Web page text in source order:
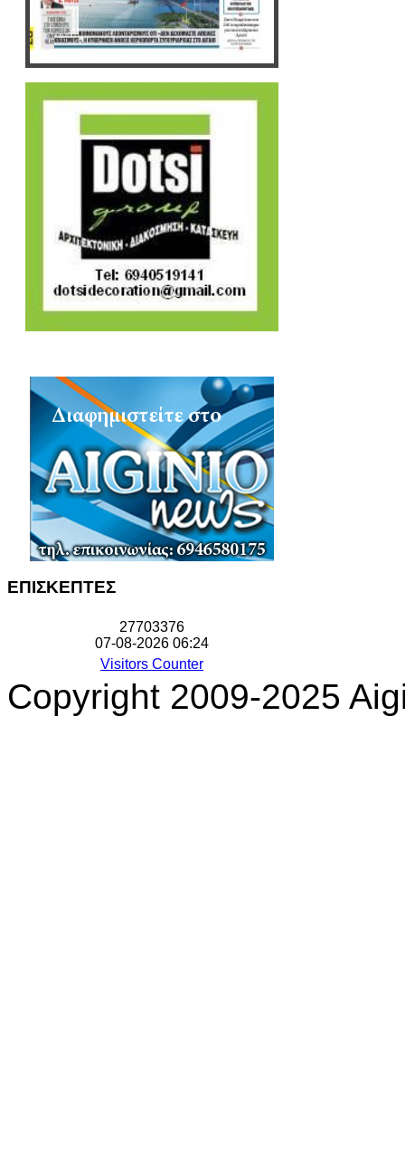
ΕΠΙΣΚΕΠΤΕΣ
27703376
07-08-2026 06:24
Visitors Counter
Copyright 2009-2025